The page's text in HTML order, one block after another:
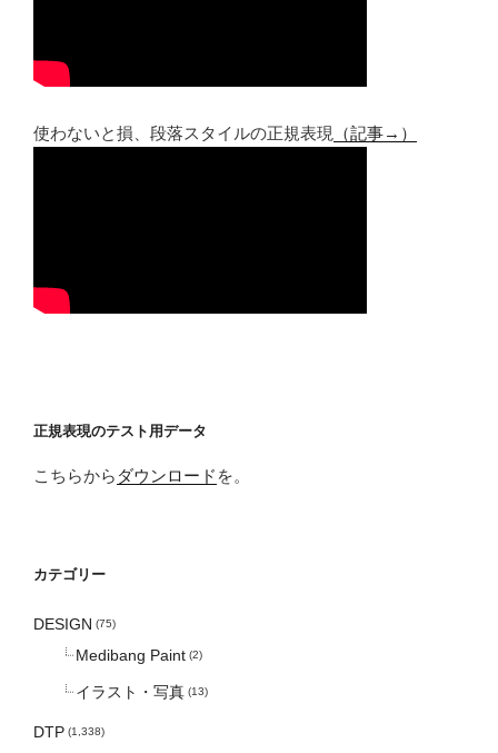
使わないと損、段落スタイルの正規表現 （記事→）
正規表現のテスト用データ
こちらから ダウンロード を。
カテゴリー
DESIGN (75)
Medibang Paint (2)
イラスト・写真 (13)
DTP (1,338)